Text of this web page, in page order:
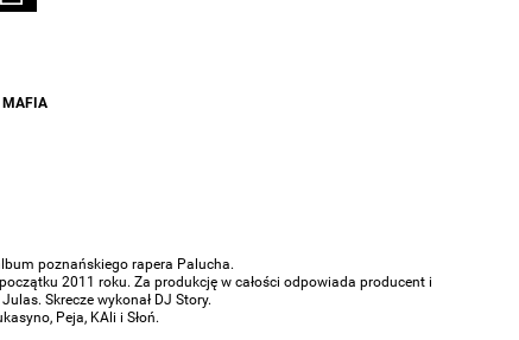
MAFIA
poznańskiego rapera Palucha.
2011 roku. Za produkcję w całości odpowiada producent i
Skrecze wykonał DJ Story.
Peja, KAli i Słoń.